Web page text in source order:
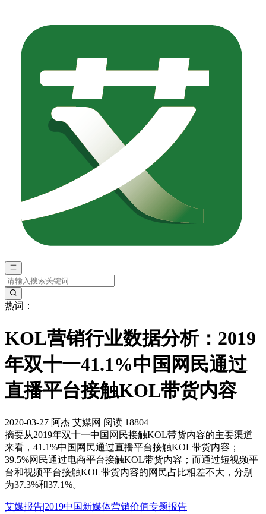
热词：
KOL营销行业数据分析：2019
年双十一41.1%中国网民通过
直播平台接触KOL带货内容
2020-03-27 阿杰 艾媒网 阅读 18804
摘要从2019年双十一中国网民接触KOL带货内容的主要渠道
来看，41.1%中国网民通过直播平台接触KOL带货内容；
39.5%网民通过电商平台接触KOL带货内容；而通过短视频平
台和视频平台接触KOL带货内容的网民占比相差不大，分别
为37.3%和37.1%。
艾媒报告|2019中国新媒体营销价值专题报告